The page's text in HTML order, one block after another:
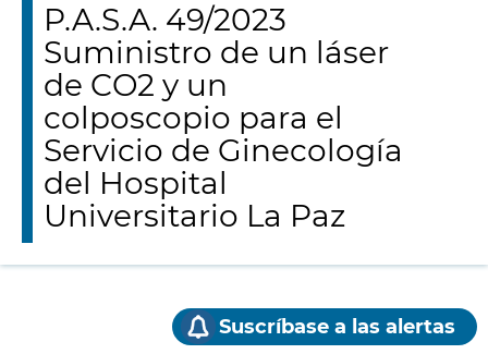
P.A.S.A. 49/2023
Suministro de un láser
de CO2 y un
colposcopio para el
Servicio de Ginecología
del Hospital
Universitario La Paz
Suscríbase a las alertas